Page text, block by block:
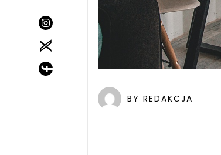
BY REDAKCJA